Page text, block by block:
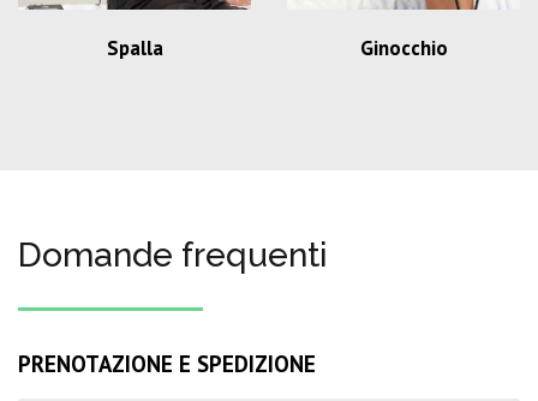
Spalla Ginocchio
Domande frequenti
PRENOTAZIONE E SPEDIZIONE